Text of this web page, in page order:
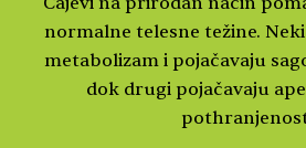
normalne telesne težine.
metabolizam i pojačavaju
dok drugi pojačavaju